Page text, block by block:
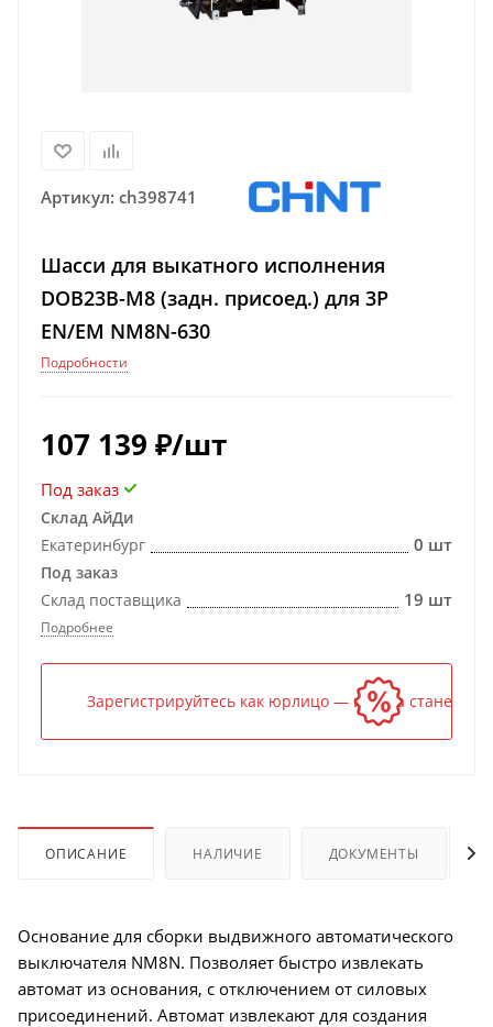
Артикул: ch398741
Шасси для выкатного исполнения
DOB23B-M8 (задн. присоед.) для 3P
EN/EM NM8N-630
Подробности
107 139 ₽/шт
Под заказ
Склад АйДи
Екатеринбург
0 шт
Под заказ
Склад поставщика
19 шт
Подробнее
Зарегистрируйтесь как юрлицо — и цена станет
ОПИСАНИЕ НАЛИЧИЕ ДОКУМЕНТЫ
Основание для сборки выдвижного автоматического
выключателя NM8N. Позволяет быстро извлекать
автомат из основания, с отключением от силовых
присоединений. Автомат извлекают для создания